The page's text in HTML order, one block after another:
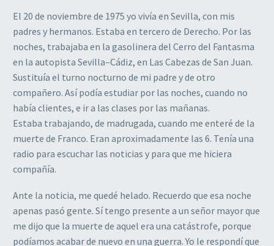
El 20 de noviembre de 1975 yo vivía en Sevilla, con mis
padres y hermanos. Estaba en tercero de Derecho. Por las
noches, trabajaba en la gasolinera del Cerro del Fantasma
en la autopista Sevilla–Cádiz, en Las Cabezas de San Juan.
Sustituía el turno nocturno de mi padre y de otro
compañero. Así podía estudiar por las noches, cuando no
había clientes, e ir a las clases por las mañanas.
Estaba trabajando, de madrugada, cuando me enteré de la
muerte de Franco. Eran aproximadamente las 6. Tenía una
radio para escuchar las noticias y para que me hiciera
compañía.
Ante la noticia, me quedé helado. Recuerdo que esa noche
apenas pasó gente. Sí tengo presente a un señor mayor que
me dijo que la muerte de aquel era una catástrofe, porque
podíamos acabar de nuevo en una guerra. Yo le respondí que